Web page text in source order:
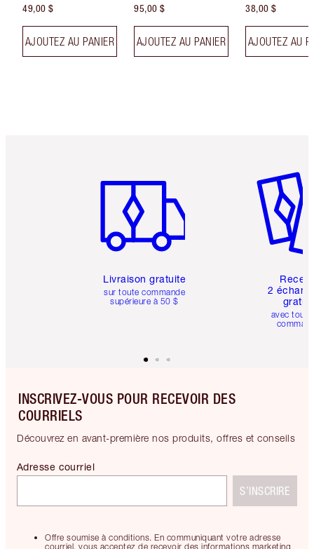
49,00 $
AJOUTEZ AU PANIER
95,00 $
AJOUTEZ AU PANIER
38,00 $
AJOUTEZ AU
Livraison gratuite
sur toute commande
supérieure à 50 $
2
avec
INSCRIVEZ-VOUS POUR RECEVOIR DES
COURRIELS
Découvrez en avant-première nos produits, offres et conseils
Offre soumise à conditions. En communiquant votre adresse
courriel, vous acceptez de recevoir des informations marketing
Adresse courriel
S’INSCRIRE